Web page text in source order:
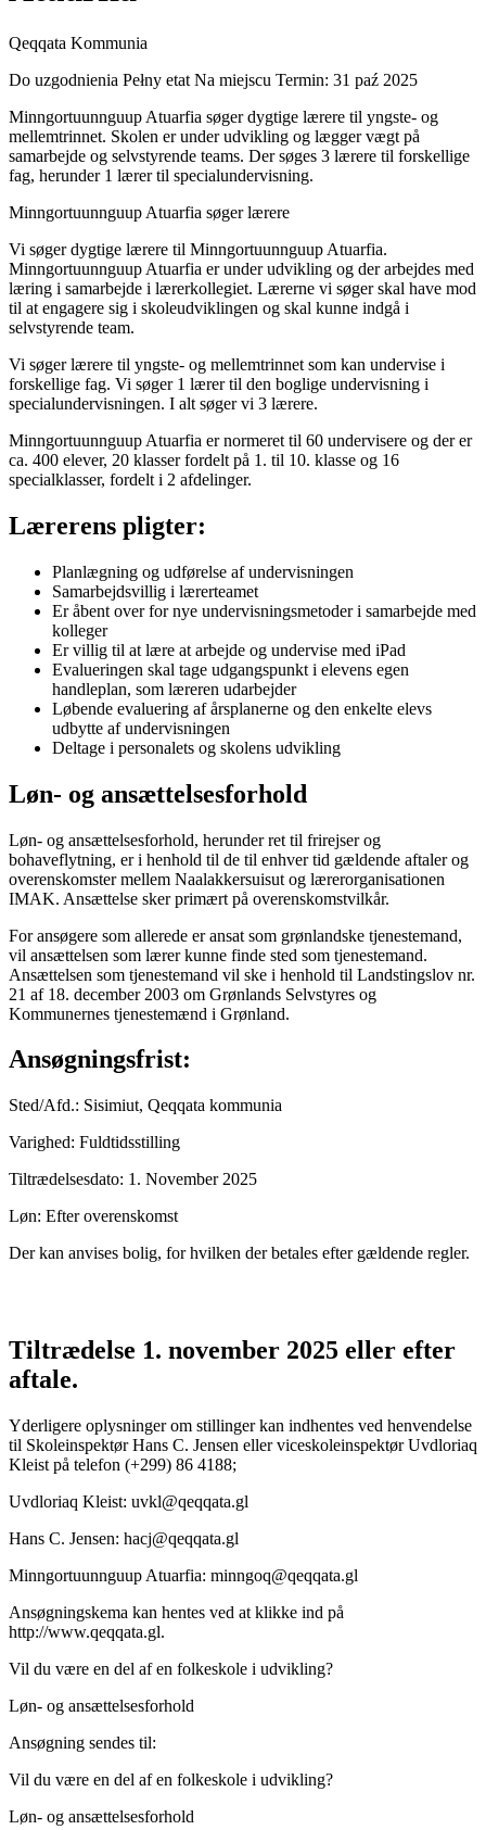
Qeqqata Kommunia
Do uzgodnienia Pełny etat Na miejscu Termin: 31 paź 2025
Minngortuunnguup Atuarfia søger dygtige lærere til yngste- og
mellemtrinnet. Skolen er under udvikling og lægger vægt på
samarbejde og selvstyrende teams. Der søges 3 lærere til forskellige
fag, herunder 1 lærer til specialundervisning.
Minngortuunnguup Atuarfia søger lærere
Vi søger dygtige lærere til Minngortuunnguup Atuarfia.
Minngortuunnguup Atuarfia er under udvikling og der arbejdes med
læring i samarbejde i lærerkollegiet. Lærerne vi søger skal have mod
til at engagere sig i skoleudviklingen og skal kunne indgå i
selvstyrende team.
Vi søger lærere til yngste- og mellemtrinnet som kan undervise i
forskellige fag. Vi søger 1 lærer til den boglige undervisning i
specialundervisningen. I alt søger vi 3 lærere.
Minngortuunnguup Atuarfia er normeret til 60 undervisere og der er
ca. 400 elever, 20 klasser fordelt på 1. til 10. klasse og 16
specialklasser, fordelt i 2 afdelinger.
Lærerens pligter:
Planlægning og udførelse af undervisningen
Samarbejdsvillig i lærerteamet
Er åbent over for nye undervisningsmetoder i samarbejde med
kolleger
Er villig til at lære at arbejde og undervise med iPad
Evalueringen skal tage udgangspunkt i elevens egen
handleplan, som læreren udarbejder
Løbende evaluering af årsplanerne og den enkelte elevs
udbytte af undervisningen
Deltage i personalets og skolens udvikling
Løn- og ansættelsesforhold
Løn- og ansættelsesforhold, herunder ret til frirejser og
bohaveflytning, er i henhold til de til enhver tid gældende aftaler og
overenskomster mellem Naalakkersuisut og lærerorganisationen
IMAK. Ansættelse sker primært på overenskomstvilkår.
For ansøgere som allerede er ansat som grønlandske tjenestemand,
vil ansættelsen som lærer kunne finde sted som tjenestemand.
Ansættelsen som tjenestemand vil ske i henhold til Landstingslov nr.
21 af 18. december 2003 om Grønlands Selvstyres og
Kommunernes tjenestemænd i Grønland.
Ansøgningsfrist:
Sted/Afd.: Sisimiut, Qeqqata kommunia
Varighed: Fuldtidsstilling
Tiltrædelsesdato: 1. November 2025
Løn: Efter overenskomst
Der kan anvises bolig, for hvilken der betales efter gældende regler.
Tiltrædelse 1. november 2025 eller efter
aftale.
Yderligere oplysninger om stillinger kan indhentes ved henvendelse
til Skoleinspektør Hans C. Jensen eller viceskoleinspektør Uvdloriaq
Kleist på telefon (+299) 86 4188;
Uvdloriaq Kleist: uvkl@qeqqata.gl
Hans C. Jensen: hacj@qeqqata.gl
Minngortuunnguup Atuarfia: minngoq@qeqqata.gl
Ansøgningskema kan hentes ved at klikke ind på
http://www.qeqqata.gl.
Vil du være en del af en folkeskole i udvikling?
Løn- og ansættelsesforhold
Ansøgning sendes til:
Vil du være en del af en folkeskole i udvikling?
Løn- og ansættelsesforhold